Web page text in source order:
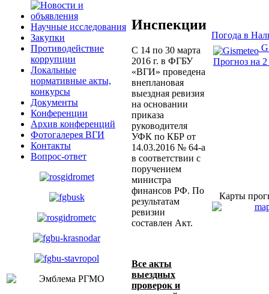
Научные исследования
Закупки
Противодействие
коррупции
Локальные
нормативные акты,
конкурсы
Документы
Конференции
Архив конференций
Фотогалерея ВГИ
Контакты
Вопрос-ответ
Инспекции
С 14 по 30 марта
2016 г. в ФГБУ
«ВГИ» проведена
внеплановая
выездная ревизия
на основании
приказа
руководителя
УФК по КБР от
14.03.2016 № 64-а
в соответствии с
поручением
министра
финансов РФ. По
результатам
ревизии
составлен Акт.
Все акты
выездных
проверок и
Погода в
Прогноз на 2
Карты